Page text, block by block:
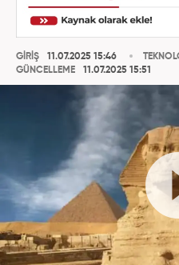
GİRİŞ
11.07.2025 15:46
GÜNCELLEME
11.07.2025 15:51